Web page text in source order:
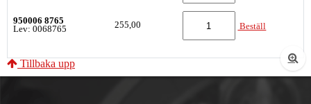
950006 8765
Lev: 0068765
255,00 Beställ
Tillbaka upp